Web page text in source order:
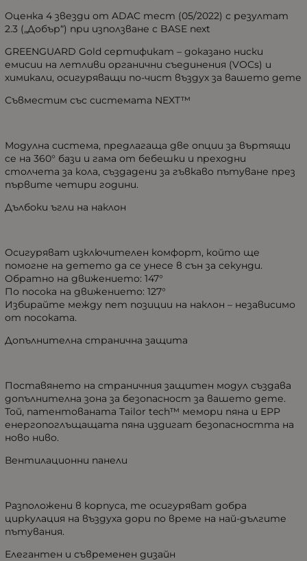
Оценка 4 звезди от ADAC тест (05/2022) с резултат
2.3 („Добър“) при използване с BASE next
GREENGUARD Gold сертификат – доказано ниски
емисии на летливи органични съединения (VOCs) и
химикали, осигуряващи по-чист въздух за вашето дете
Съвместим със системата NEXT™
Модулна система, предлагаща две опции за въртящи
се на 360° бази и гама от бебешки и преходни
столчета за кола, създадени за гъвкаво пътуване през
първите четири години.
Дълбоки ъгли на наклон
Осигуряват изключителен комфорт, който ще
помогне на детето да се унесе в сън за секунди.
Обратно на движението: 147°
По посока на движението: 127°
Избирайте между пет позиции на наклон – независимо
от посоката.
Допълнителна странична защита
Поставянето на страничния защитен модул създава
допълнителна зона за безопасност за вашето дете.
Той, патентованата Tailor tech™ мемори пяна и EPP
енергопоглъщащата пяна издигат безопасността на
ново ниво.
Вентилационни панели
Разположени в корпуса, те осигуряват добра
циркулация на въздуха дори по време на най-дългите
пътувания.
Елегантен и съвременен дизайн